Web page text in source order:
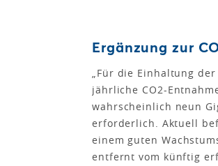
Ergänzung zur
„Für die Einhaltung
jährliche CO2-
wahrscheinlich neun
erforderlich. Aktuell
einem guten
entfernt vom künftig